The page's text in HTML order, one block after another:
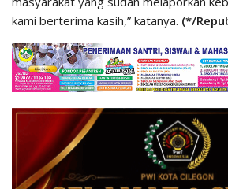
kami berterima kasih,” katanya. (*/